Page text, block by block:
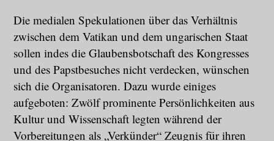
Die medialen Spekulationen über das Verhältnis
zwischen dem Vatikan und dem ungarischen Staat
sollen indes die Glaubensbotschaft des Kongresses
und des Papstbesuches nicht verdecken, wünschen
sich die Organisatoren. Dazu wurde einiges
aufgeboten: Zwölf prominente Persönlichkeiten aus
Kultur und Wissenschaft legten während der
Vorbereitungen als „Verkünder“ Zeugnis für ihren